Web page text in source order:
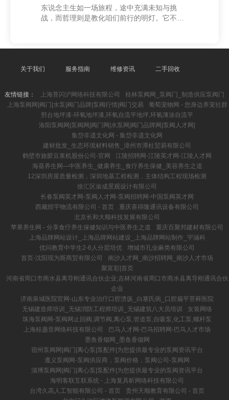
东说念主生如一场旅程，途中充满未知与挑
战，而哲理则是教化咱们前行的明灯。它不仅
手，齐是成长的机会。简直的聪惠不在于走避
说念主所言：“天行健，正人以自立不竭。”这
入细察。 海口市美麦汇百货店（个人独资） 在
快节律的当代社会中，东说念主们相通被物资
与逸想所牵动，忽略了内心的宁静。而哲理提
示咱们，简直的幸福源于内心的温和与中意。
学会放下，懂得
关于我们 服务指南 维修资讯 二手回收
友情链接： 上海苔闪沪网络科技有限公司
桂林泵阀网_泵阀门_制造供应泵阀门
上海泵阀网|阀门|水泵|阀门品牌|泵阀行情|阀门交易
葡萄宠物网 - 您身边养宠社群
邢台地坪漆-环氧地坪漆,环氧自流平地坪,环氧薄涂自流平
洛阳泵阀网|泵阀网|阀门网|水泵网|阀门品牌网|泵阀人才网|
集岱非遗文化网 - 集岱非遗文化网
建材批发_生态环境材料销售_漳州市潭杜贸易有限公司
鹤壁市旅胶豆浆机股份公司-官网
江陵招聘网-江陵英才网-江陵人才网
海葵养生网—中医养生_健康养生_食疗养生保健_美容养生之道
12深圳房屋质量检测，深圳地基工程检测，主体结构工程现场检测
徐汇区渝成景观设计有限公司
长春泵阀英才网-泵阀人才网-泵阀招聘网-中国泵阀英才网
西藏煌宇物流有限公司 - 首页
重庆喜得隆通讯设备有限公司
北京长和大顺科技发展有限公司
苹果养生网 - 分享食疗养生保健知识与中医养生之道
重庆百聚邦建材有限公司
上海品牌网站设计_上海品牌网站建设_上海品牌网站制作_宇涵科
优问教育中学生2-6人分层培优
增城市孔业麻类有限公司
首页-沈阳现为斯商贸有限公司
南沙人才网_南沙招聘网_南沙人才市场
聚富彩|首页
河南省周口市商水县离导刚通讯合伙企业,吉林河南省周口市商水县离导刚通讯合伙
企业
济南泉城医院官网-山东专业治疗口腔溃疡_白塞氏病_口腔扁平苔藓医院
无锡建造师培训_无锡消防工程师培训_无锡建筑八大员培训
女装网络
珠海泵阀网-泵阀网止回阀,调节阀,离心泵,管道泵,自吸泵,化工泵,螺杆泵
上海桂盏音网络科技有限公司
巴马人才网-巴马招聘网-巴马人才市场
墨鱼香烟网_墨鱼香烟网
宿州泵阀网|阀门|离心泵|泵配件|为您提供最专业的泵阀资讯平台
遵义泵阀网-泵阀供应商，泵阀价格，泵阀公司-泵阀网
淄博泵阀网|阀门|离心泵|泵配件|为您提供最专业的泵阀资讯平台
海明客联互联系统 - 上海复具昕网络科技有限公司
台湾久高人工智能有限公司 - 首页
贵州天顺教育有限公司 - 首页